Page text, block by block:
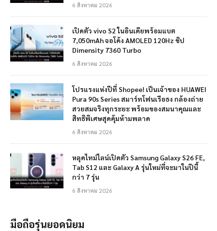
6 สิงหาคม 2026
เปิดตัว vivo S2 ในอินเดียพร้อมแบต
7,050mAh จอโค้ง AMOLED 120Hz ชิป
Dimensity 7360 Turbo
6 สิงหาคม 2026
โปรแรงแห่งปีที่ Shopee! เป็นเจ้าของ HUAWEI
Pura 90s Series สมาร์ทโฟนเรือธง กล้องถ่าย
สวยสมจริงทุกระยะ พร้อมของสมนาคุณและ
สิทธิพิเศษสุดคุ้มห้ามพลาด
6 สิงหาคม 2026
หลุดไทม์ไลน์เปิดตัว Samsung Galaxy S26 FE,
Tab S12 และ Galaxy A รุ่นใหม่ที่จะมาในปีนี้
กว่า 7 รุ่น
6 สิงหาคม 2026
มือถือรุ่นยอดนิยม